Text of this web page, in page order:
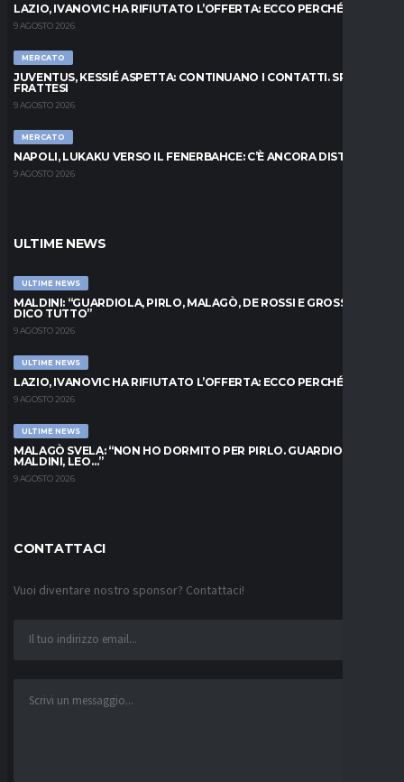
LAZIO, IVANOVIC HA RIFIUTATO L’OFFERTA: ECCO PERCHÉ
9 AGOSTO 2026
MERCATO
JUVENTUS, KESSIÉ ASPETTA: CONTINUANO I CONTATTI. SPUNTA
FRATTESI
9 AGOSTO 2026
MERCATO
NAPOLI, LUKAKU VERSO IL FENERBAHCE: C’È ANCORA DISTANZA
9 AGOSTO 2026
ULTIME NEWS
ULTIME NEWS
MALDINI: “GUARDIOLA, PIRLO, MALAGÒ, DE ROSSI E GROSSO: VI
DICO TUTTO”
9 AGOSTO 2026
ULTIME NEWS
LAZIO, IVANOVIC HA RIFIUTATO L’OFFERTA: ECCO PERCHÉ
9 AGOSTO 2026
ULTIME NEWS
MALAGÒ SVELA: “NON HO DORMITO PER PIRLO. GUARDIOLA,
MALDINI, LEO…”
9 AGOSTO 2026
CONTATTACI
Vuoi diventare nostro sponsor? Contattaci!